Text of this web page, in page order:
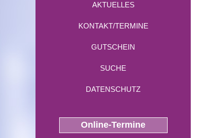
AKTUELLES
KONTAKT/TERMINE
GUTSCHEIN
SUCHE
DATENSCHUTZ
Online-Termine